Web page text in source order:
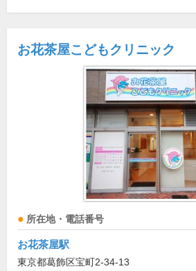
お花茶屋こどもクリニック
所在地・電話番号
お花茶屋駅
東京都葛飾区宝町2-34-13